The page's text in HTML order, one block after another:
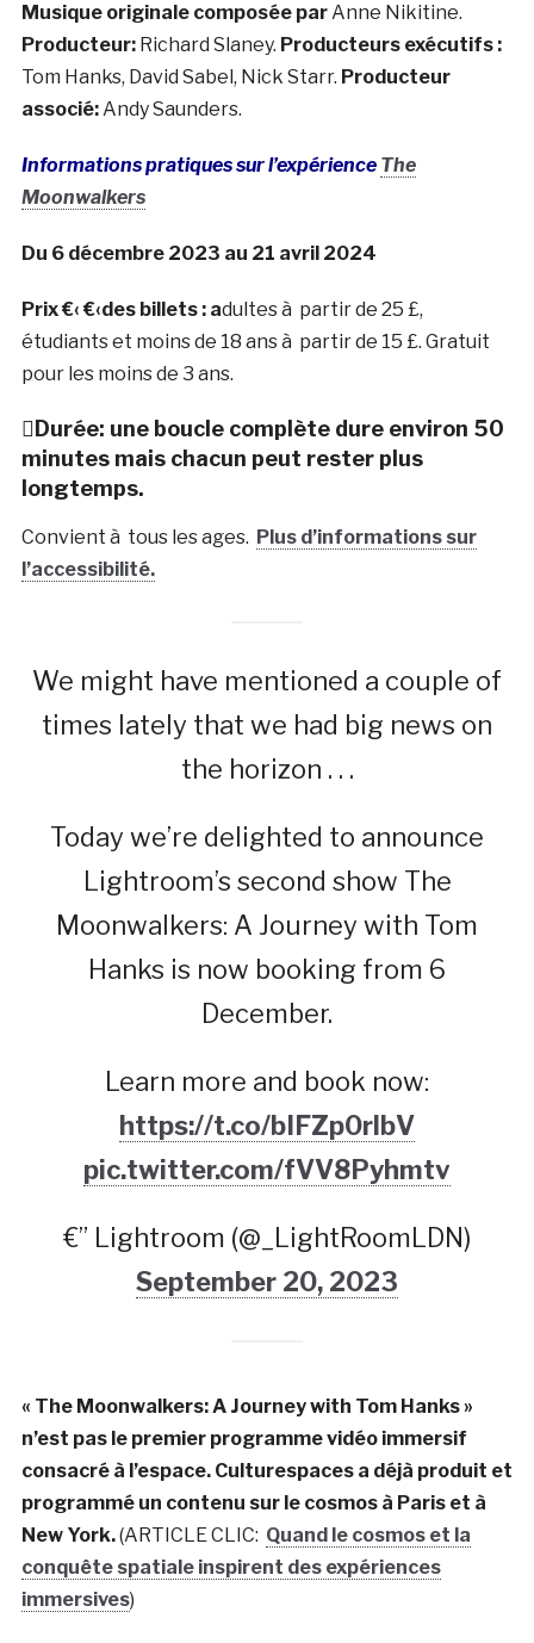
Musique originale composée parAnne Nikitine.
Producteur: Richard Slaney. Producteurs exécutifs :
Tom Hanks, David Sabel, Nick Starr. Producteur
associé:Andy Saunders.
Informations pratiques sur l’expérience The
Moonwalkers
Du 6 décembre 2023 au 21 avril 2024
Prix €‹ €‹des billets : adultes à partir de 25 £,
étudiants et moins de 18 ans à partir de 15 £. Gratuit
pour les moins de 3 ans.
Durée: une boucle complète dure environ 50
minutes mais chacun peut rester plus
longtemps.
Convient à tous les ages. Plus d’informations sur
l’accessibilité.
We might have mentioned a couple of
times lately that we had big news on
the horizon . . .
Today we’re delighted to announce
Lightroom’s second show The
Moonwalkers: A Journey with Tom
Hanks is now booking from 6
December.
Learn more and book now:
https://t.co/bIFZp0rlbV
pic.twitter.com/fVV8Pyhmtv
€” Lightroom (@_LightRoomLDN)
September 20, 2023
« The Moonwalkers: A Journey with Tom Hanks »
n’est pas le premier programme vidéo immersif
consacré à l’espace. Culturespaces a déjà produit et
programmé un contenu sur le cosmos à Paris et à
New York.(ARTICLE CLIC: Quand le cosmos et la
conquête spatiale inspirent des expériences
immersives)